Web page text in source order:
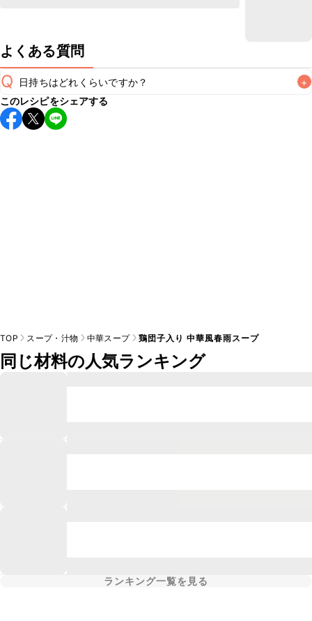
よくある質問
Q 日持ちはどれくらいですか？ +
こちらのレシピは出来たてをお召し上がりいただくことをお
すすめします。
このレシピをシェアする
TOP スープ・汁物 中華スープ 鶏団子入り 中華風春雨スープ
同じ材料の人気ランキング
ランキング一覧を見る